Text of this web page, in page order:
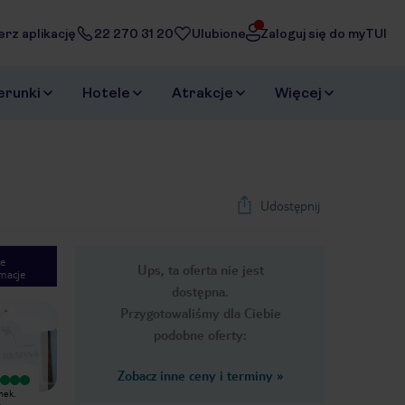
aplikację 22 270 31 20 Ulubione Zaloguj się do myTUI
Hotele Atrakcje Więcej
Udostępnij
Ups, ta oferta nie jest
dostępna.
Przygotowaliśmy dla Ciebie
podobne oferty:
Zobacz inne ceny i terminy »
1/27